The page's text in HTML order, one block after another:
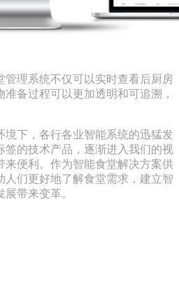
理系统不仅可以实时查看后厨房
备过程可以更加透明和可追溯，
下，各行各业智能系统的迅猛发
签的技术产品，逐渐进入我们的视
来便利。作为智能食堂解决方案供
人们更好地了解食堂需求 ，建立智
带来变革。